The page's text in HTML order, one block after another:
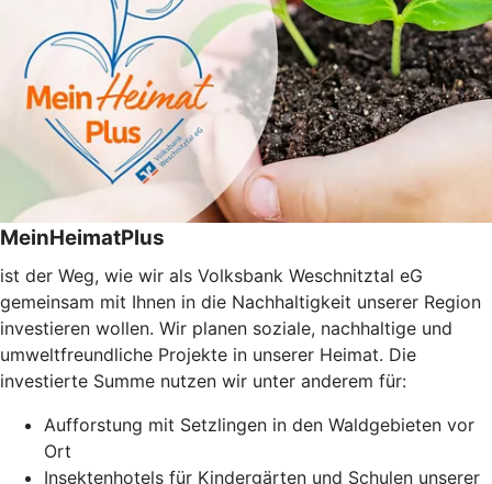
MeinHeimatPlus
ist der Weg, wie wir als Volksbank Weschnitztal eG
gemeinsam mit Ihnen in die Nachhaltigkeit unserer Region
investieren wollen. Wir planen soziale, nachhaltige und
umweltfreundliche Projekte in unserer Heimat. Die
investierte Summe nutzen wir unter anderem für:
Aufforstung mit Setzlingen in den Waldgebieten vor
Ort
Insektenhotels für Kindergärten und Schulen unserer